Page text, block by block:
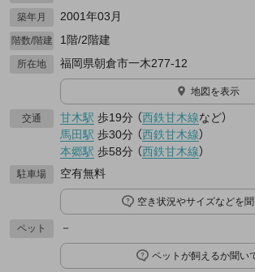
築年月 2001年03月
階数/階建 1階/2階建
所在地 福岡県朝倉市一木277-12
地図を表示
交通 甘木駅 歩19分 （西鉄甘木線など）
馬田駅 歩30分 （西鉄甘木線）
本郷駅 歩58分 （西鉄甘木線）
駐車場 空有無料
空き状況やサイズなどを
ペット －
ペットが飼えるか聞い